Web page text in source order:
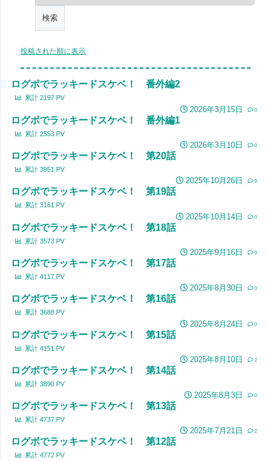
投稿された順に表示
ログボでラッキードスケベ！ 番外編2
累計 2197 PV
2026年3月15日 0
ログボでラッキードスケベ！ 番外編1
累計 2553 PV
2026年3月10日 0
ログボでラッキードスケベ！ 第20話
累計 3951 PV
2025年10月26日 0
ログボでラッキードスケベ！ 第19話
累計 3161 PV
2025年10月14日 0
ログボでラッキードスケベ！ 第18話
累計 3573 PV
2025年9月16日 0
ログボでラッキードスケベ！ 第17話
累計 4117 PV
2025年8月30日 0
ログボでラッキードスケベ！ 第16話
累計 3688 PV
2025年8月24日 0
ログボでラッキードスケベ！ 第15話
累計 4151 PV
2025年8月10日 2
ログボでラッキードスケベ！ 第14話
累計 3890 PV
2025年8月3日 0
ログボでラッキードスケベ！ 第13話
累計 4737 PV
2025年7月21日 2
ログボでラッキードスケベ！ 第12話
累計 4772 PV